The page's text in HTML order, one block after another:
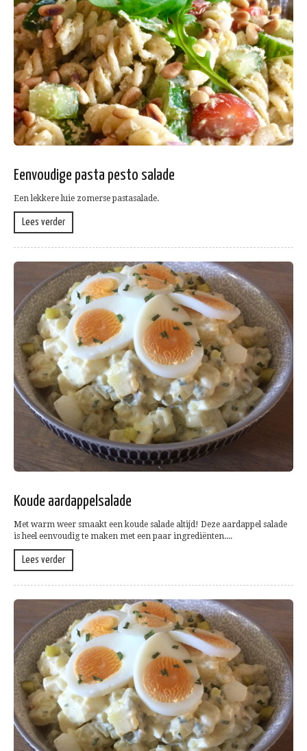
Eenvoudige pasta pesto salade
Een lekkere luie zomerse pastasalade.
Lees verder
Koude aardappelsalade
Met warm weer smaakt een koude salade altijd! Deze aardappel salade
is heel eenvoudig te maken met een paar ingrediënten....
Lees verder